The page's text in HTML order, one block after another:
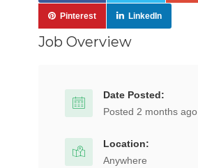
Pinterest LinkedIn
Job Overview
Date Posted:
Posted 2 months ago
Location:
Anywhere